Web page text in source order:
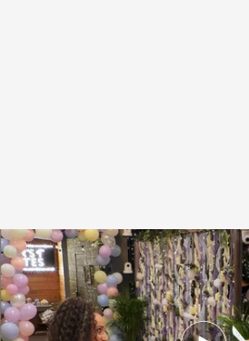
Una soltera deja un mensaje secreto a su cita .
Lara Guerra
04 DIC 2025 - 23:17h.